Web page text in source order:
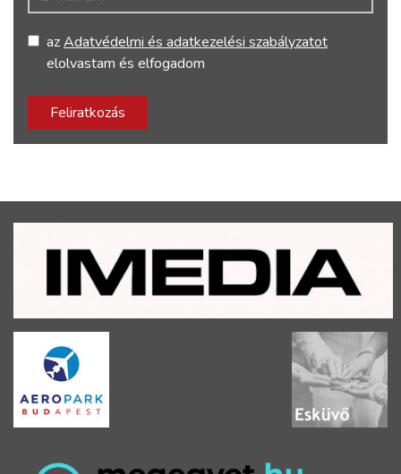
azAdatvédelmi és adatkezelési szabályzatot
elolvastam és elfogadom
Feliratkozás